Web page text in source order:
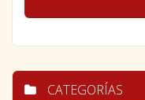
CATEGORÍAS